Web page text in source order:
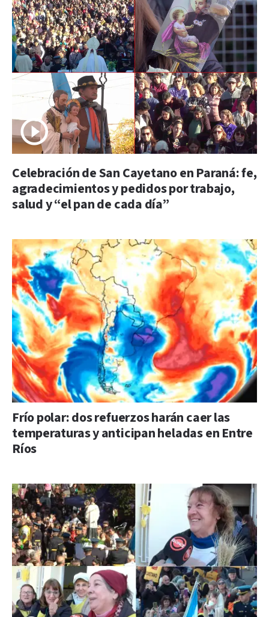
Celebración de San Cayetano en Paraná: fe,
agradecimientos y pedidos por trabajo,
salud y “el pan de cada día”
Frío polar: dos refuerzos harán caer las
temperaturas y anticipan heladas en Entre
Ríos